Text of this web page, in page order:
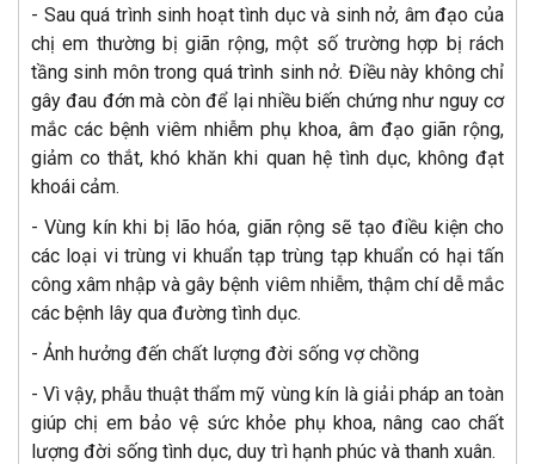
- Sau quá trình sinh hoạt tình dục và sinh nở, âm đạo của
chị em thường bị giãn rộng, một số trường hợp bị rách
tầng sinh môn trong quá trình sinh nở. Điều này không chỉ
gây đau đớn mà còn để lại nhiều biến chứng như nguy cơ
mắc các bệnh viêm nhiễm phụ khoa, âm đạo giãn rộng,
giảm co thắt, khó khăn khi quan hệ tình dục, không đạt
khoái cảm.
- Vùng kín khi bị lão hóa, giãn rộng sẽ tạo điều kiện cho
các loại vi trùng vi khuẩn tạp trùng tạp khuẩn có hại tấn
công xâm nhập và gây bệnh viêm nhiễm, thậm chí dễ mắc
các bệnh lây qua đường tình dục.
- Ảnh hưởng đến chất lượng đời sống vợ chồng
- Vì vậy, phẫu thuật thẩm mỹ vùng kín là giải pháp an toàn
giúp chị em bảo vệ sức khỏe phụ khoa, nâng cao chất
lượng đời sống tình dục, duy trì hạnh phúc và thanh xuân.